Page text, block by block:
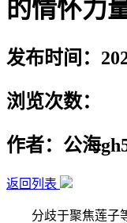
的情怀力
发布时间：
浏览次数：
作者：公海
返回列表
分歧于聚焦莲子等